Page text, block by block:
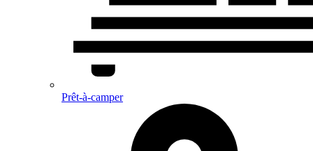
Prêt-à-camper